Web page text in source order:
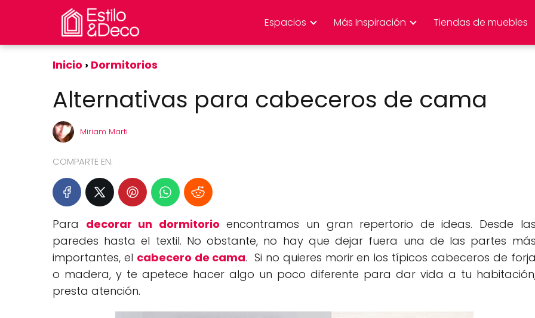
Espacios Más Inspiración Tiendas de muebles
Inicio Dormitorios
Alternativas para cabeceros de cama
Miriam Marti
COMPARTE EN:
Para decorar un dormitorio encontramos un gran repertorio de ideas. Desde las
paredes hasta el textil. No obstante, no hay que dejar fuera una de las partes más
importantes, el cabecero de cama. Si no quieres morir en los típicos cabeceros de forja
o madera, y te apetece hacer algo un poco diferente para dar vida a tu
presta atención.